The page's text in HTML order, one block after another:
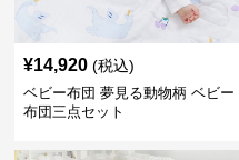
¥14,920 (税込)
ベビー布団 夢見る動物柄 ベビー
布団三点セット